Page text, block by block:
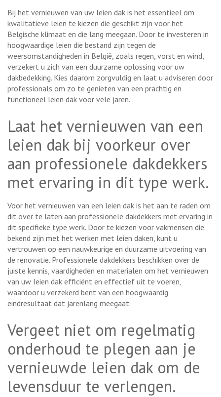
Bij het vernieuwen van uw leien dak is het essentieel om
kwalitatieve leien te kiezen die geschikt zijn voor het
Belgische klimaat en die lang meegaan. Door te investeren in
hoogwaardige leien die bestand zijn tegen de
weersomstandigheden in België, zoals regen, vorst en wind,
verzekert u zich van een duurzame oplossing voor uw
dakbedekking. Kies daarom zorgvuldig en laat u adviseren door
professionals om zo te genieten van een prachtig en
functioneel leien dak voor vele jaren.
Laat het vernieuwen van een
leien dak bij voorkeur over
aan professionele dakdekkers
met ervaring in dit type werk.
Voor het vernieuwen van een leien dak is het aan te raden om
dit over te laten aan professionele dakdekkers met ervaring in
dit specifieke type werk. Door te kiezen voor vakmensen die
bekend zijn met het werken met leien daken, kunt u
vertrouwen op een nauwkeurige en duurzame uitvoering van
de renovatie. Professionele dakdekkers beschikken over de
juiste kennis, vaardigheden en materialen om het vernieuwen
van uw leien dak efficiënt en effectief uit te voeren,
waardoor u verzekerd bent van een hoogwaardig
eindresultaat dat jarenlang meegaat.
Vergeet niet om regelmatig
onderhoud te plegen aan je
vernieuwde leien dak om de
levensduur te verlengen.